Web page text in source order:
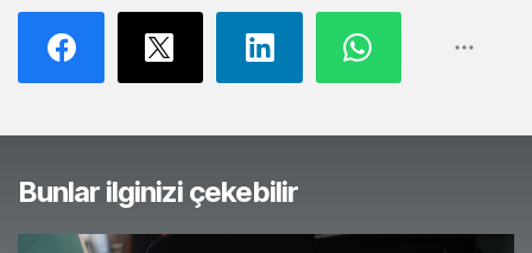
Bunlar ilginizi çekebilir